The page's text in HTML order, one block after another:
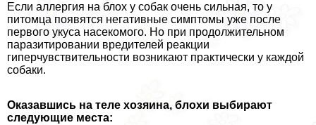
Если аллергия на блох у собак очень сильная, то у
питомца появятся негативные симптомы уже после
первого укуса насекомого. Но при продолжительном
паразитировании вредителей реакции
гиперчувствительности возникают пpaктически у каждой
собаки.
Оказавшись на теле хозяина, блохи выбирают
следующие места: